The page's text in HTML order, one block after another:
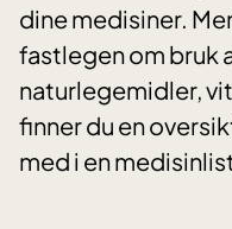
dine medisiner.
fastlegen om bruk
naturlegemidler,
finner du en
med i en